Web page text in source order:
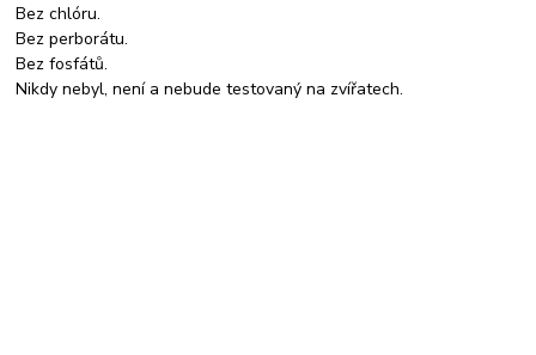
Bez chlóru.
Bez perborátu.
Bez fosfátů.
Nikdy nebyl, není a nebude testovaný na zvířatech.